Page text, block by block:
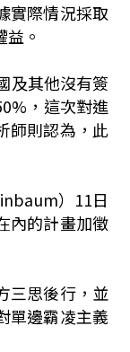
實際情況採取
。
及其他沒有簽
，這次對進
師則認為，此
）11日
內的計畫加徵
三思後行，並
單邊霸凌主義